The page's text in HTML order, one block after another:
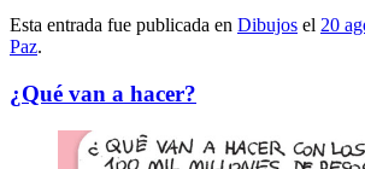
Esta entrada fue publicada en Dibujos el 20
Paz.
¿Qué van a hacer?